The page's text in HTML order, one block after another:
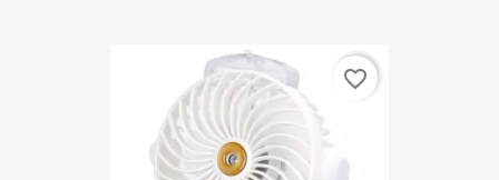
favorite_border